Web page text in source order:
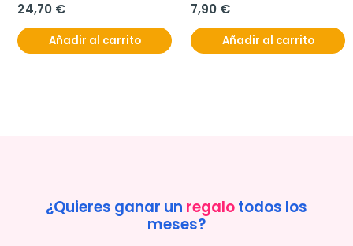
24,70 €
Añadir al carrito
7,90 €
Añadir al carrito
¿Quieres ganar un regalotodos los
meses?